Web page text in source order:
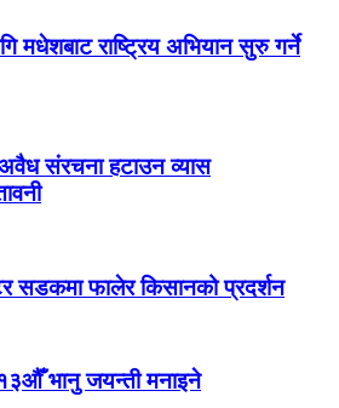
मधेशबाट राष्ट्रिय अभियान सुरु गर्ने
संरचना हटाउन व्यास
सडकमा फालेर किसानको प्रदर्शन
भानु जयन्ती मनाइने